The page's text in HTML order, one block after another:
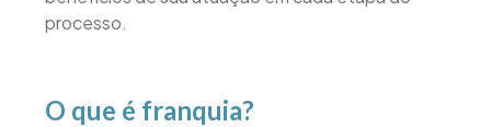
processo.
O que é franquia?